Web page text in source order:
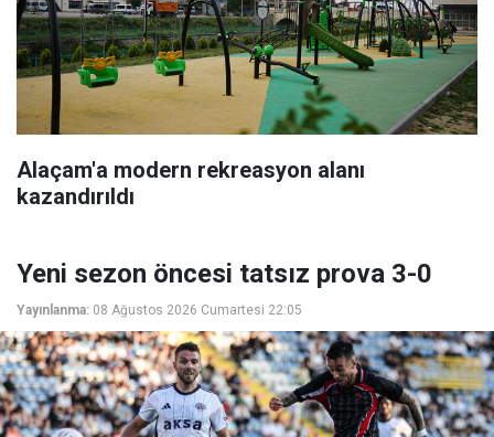
Alaçam'a modern rekreasyon alanı
kazandırıldı
Yeni sezon öncesi tatsız prova 3-0
Yayınlanma: 08 Ağustos 2026 Cumartesi 22:05